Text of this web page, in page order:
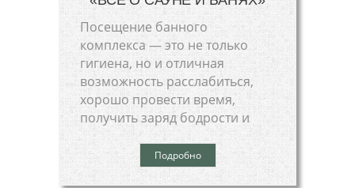
Посещение банного
комплекса — это не только
гигиена, но и отличная
возможность расслабиться,
хорошо провести время,
получить заряд бодрости и
Подробно